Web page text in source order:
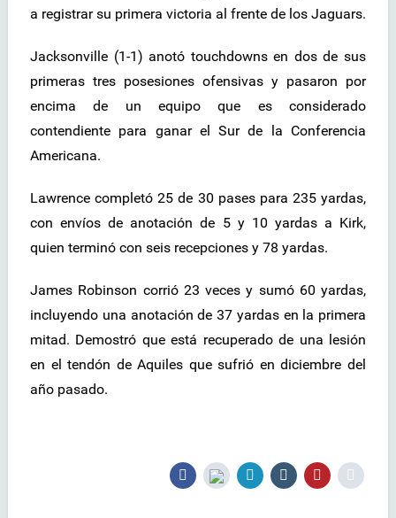
a registrar su primera victoria al frente de los Jaguars.
Jacksonville (1-1) anotó touchdowns en dos de sus
primeras tres posesiones ofensivas y pasaron por
encima de un equipo que es considerado
contendiente para ganar el Sur de la Conferencia
Americana.
Lawrence completó 25 de 30 pases para 235 yardas,
con envíos de anotación de 5 y 10 yardas a Kirk,
quien terminó con seis recepciones y 78 yardas.
James Robinson corrió 23 veces y sumó 60 yardas,
incluyendo una anotación de 37 yardas en la primera
mitad. Demostró que está recuperado de una lesión
en el tendón de Aquiles que sufrió en diciembre del
año pasado.